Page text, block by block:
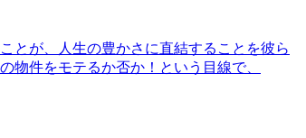
とが、人生の豊かさに直結することを彼ら
物件をモテるか否か！という目線で、